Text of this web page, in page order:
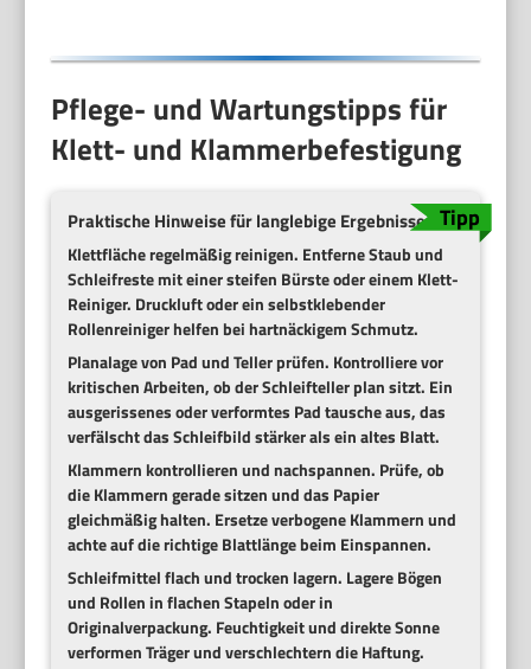
Pflege- und Wartungstipps für
Klett- und Klammerbefestigung
Praktische Hinweise für langlebige Ergebnisse
Klettfläche regelmäßig reinigen. Entferne Staub und
Schleifreste mit einer steifen Bürste oder einem Klett-
Reiniger. Druckluft oder ein selbstklebender
Rollenreiniger helfen bei hartnäckigem Schmutz.
Planalage von Pad und Teller prüfen. Kontrolliere vor
kritischen Arbeiten, ob der Schleifteller plan sitzt. Ein
ausgerissenes oder verformtes Pad tausche aus, das
verfälscht das Schleifbild stärker als ein altes Blatt.
Klammern kontrollieren und nachspannen. Prüfe, ob
die Klammern gerade sitzen und das Papier
gleichmäßig halten. Ersetze verbogene Klammern und
achte auf die richtige Blattlänge beim Einspannen.
Schleifmittel flach und trocken lagern. Lagere Bögen
und Rollen in flachen Stapeln oder in
Originalverpackung. Feuchtigkeit und direkte Sonne
verformen Träger und verschlechtern die Haftung.